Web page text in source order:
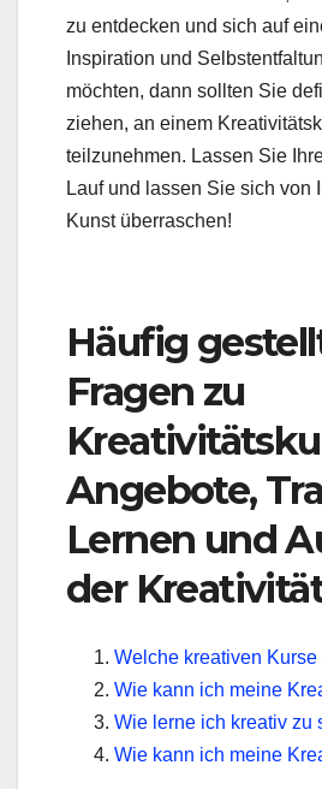
zu entdecken und sich auf
Inspiration und
möchten, dann sollten Sie
ziehen, an einem
teilzunehmen. Lassen Sie
Lauf und lassen Sie sich von
Kunst überraschen!
Häufig
Fragen zu
Angebote,
Lernen und
der
Welche kreativen Kurse
Wie kann ich meine
Wie lerne ich kreativ zu
Wie kann ich meine